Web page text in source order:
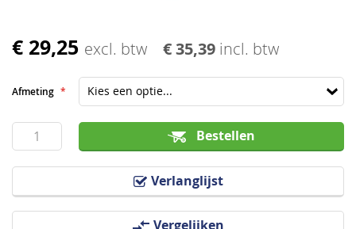
€ 29,25 excl. btw € 35,39 incl. btw
Afmeting
Bestellen
Verlanglijst
Vergelijken
Ga
van